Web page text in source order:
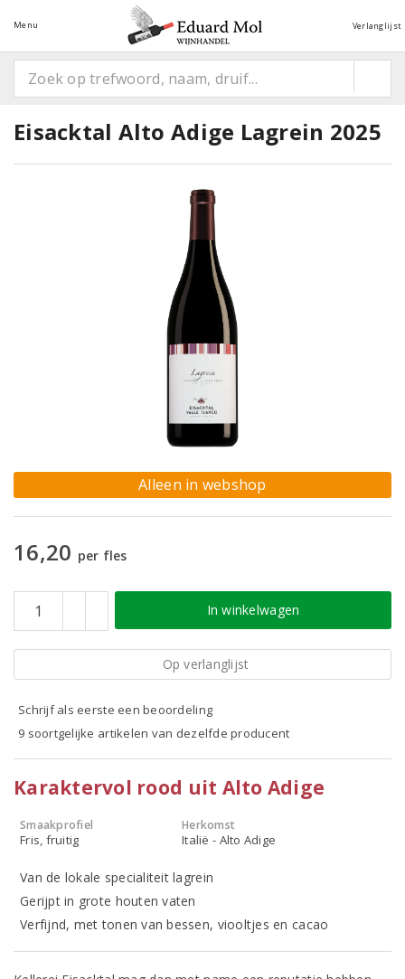
Menu Verlanglijst
Eisacktal Alto Adige Lagrein 2025
Alleen in webshop
16,20 per fles
In winkelwagen
Op verlanglijst
Schrijf als eerste een beoordeling
9 soortgelijke artikelen van dezelfde producent
Karaktervol rood uit Alto Adige
Smaakprofiel
Fris, fruitig
Herkomst
Italië - Alto Adige
Van de lokale specialiteit lagrein
Gerijpt in grote houten vaten
Verfijnd, met tonen van bessen, viooltjes en cacao